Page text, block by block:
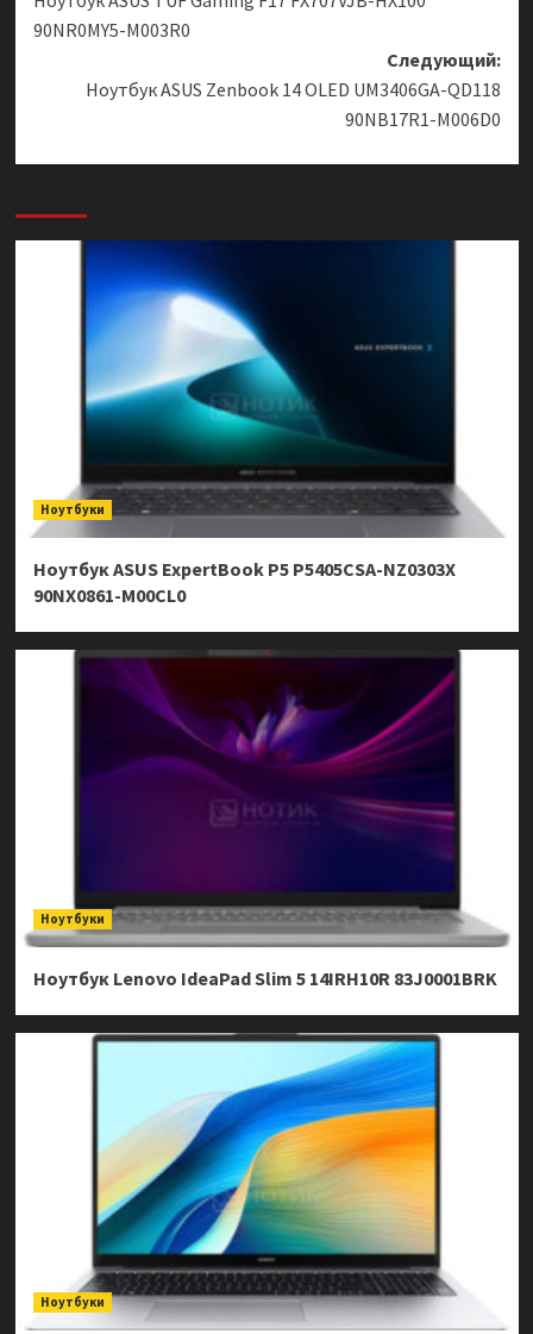
записи
90NR0MY5-M003R0
Следующий:
Ноутбук ASUS Zenbook 14 OLED UM3406GA-QD118
90NB17R1-M006D0
Ноутбуки
Ноутбук ASUS ExpertBook P5 P5405CSA-NZ0303X
90NX0861-M00CL0
Ноутбуки
Ноутбук Lenovo IdeaPad Slim 5 14IRH10R 83J0001BRK
Ноутбуки